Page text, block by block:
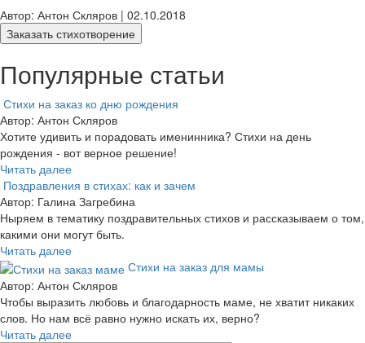
Автор: Антон Скляров | 02.10.2018
Заказать стихотворение
Популярные статьи
Стихи на заказ ко дню рождения
Автор: Антон Скляров
Хотите удивить и порадовать именинника? Стихи на день
рождения - вот верное решение!
Читать далее
Поздравления в стихах: как и зачем
Автор: Галина Загребина
Ныряем в тематику поздравительных стихов и рассказываем о том,
какими они могут быть.
Читать далее
Стихи на заказ для мамы
Автор: Антон Скляров
Чтобы выразить любовь и благодарность маме, не хватит никаких
слов. Но нам всё равно нужно искать их, верно?
Читать далее